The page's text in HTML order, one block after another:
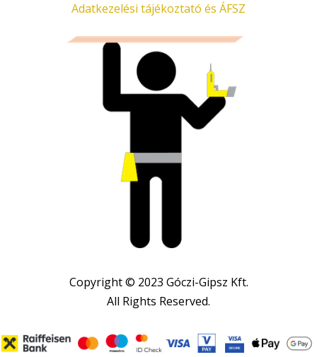
Adatkezelési tájékoztató és ÁFSZ
Copyright © 2023 Góczi-Gipsz Kft.
All Rights Reserved.